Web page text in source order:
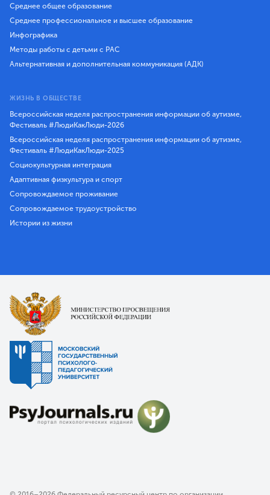
Среднее общее образование
Среднее профессиональное и высшее образование
Инфографика
Методы работы с детьми с РАС
Альтернативная и дополнительная коммуникация (АДК)
ЖИЗНЬ В ОБЩЕСТВЕ
Всероссийская неделя распространения информации об аутизме,
Фестиваль #ЛюдиКакЛюди-2026
Всероссийская неделя распространения информации об аутизме,
Фестиваль #ЛюдиКакЛюди-2025
Социокультурная интеграция
Адаптивная физкультура и спорт
Сопровождаемое проживание
Сопровождаемое трудоустройство
Истории из жизни